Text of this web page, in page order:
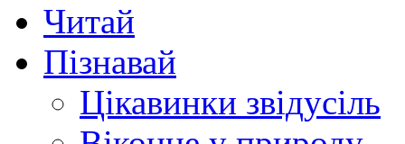
Читай
Пізнавай
Цікавинки звідусіль